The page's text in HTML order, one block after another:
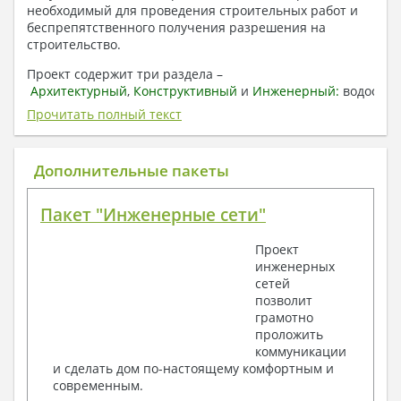
необходимый для проведения строительных работ и
беспрепятственного получения разрешения на
строительство.
Проект содержит три раздела –
Архитектурный, Конструктивный и Инженерный:
отопление, вентиляция, канализация,
электроснабжение (приобретается за дополнительную
плату) + Пояснительная записка.
1. Архитектурный раздел:
План координационных осей
Поэтажные маркировочные планы с
Разрезы и состав конструкций
Фасады с ведомостью внешних отделок
Элементы проемов – спецификация
Ведомость перемычек – сечения и
спецификация
Экспликация полов
Прочитать полный текст
Дополнительные пакеты
Пакет "Инженерные сети"
Проект
инженерных
сетей
позволит
грамотно
проложить
коммуникации
и сделать дом по-настоящему комфортным и
современным.